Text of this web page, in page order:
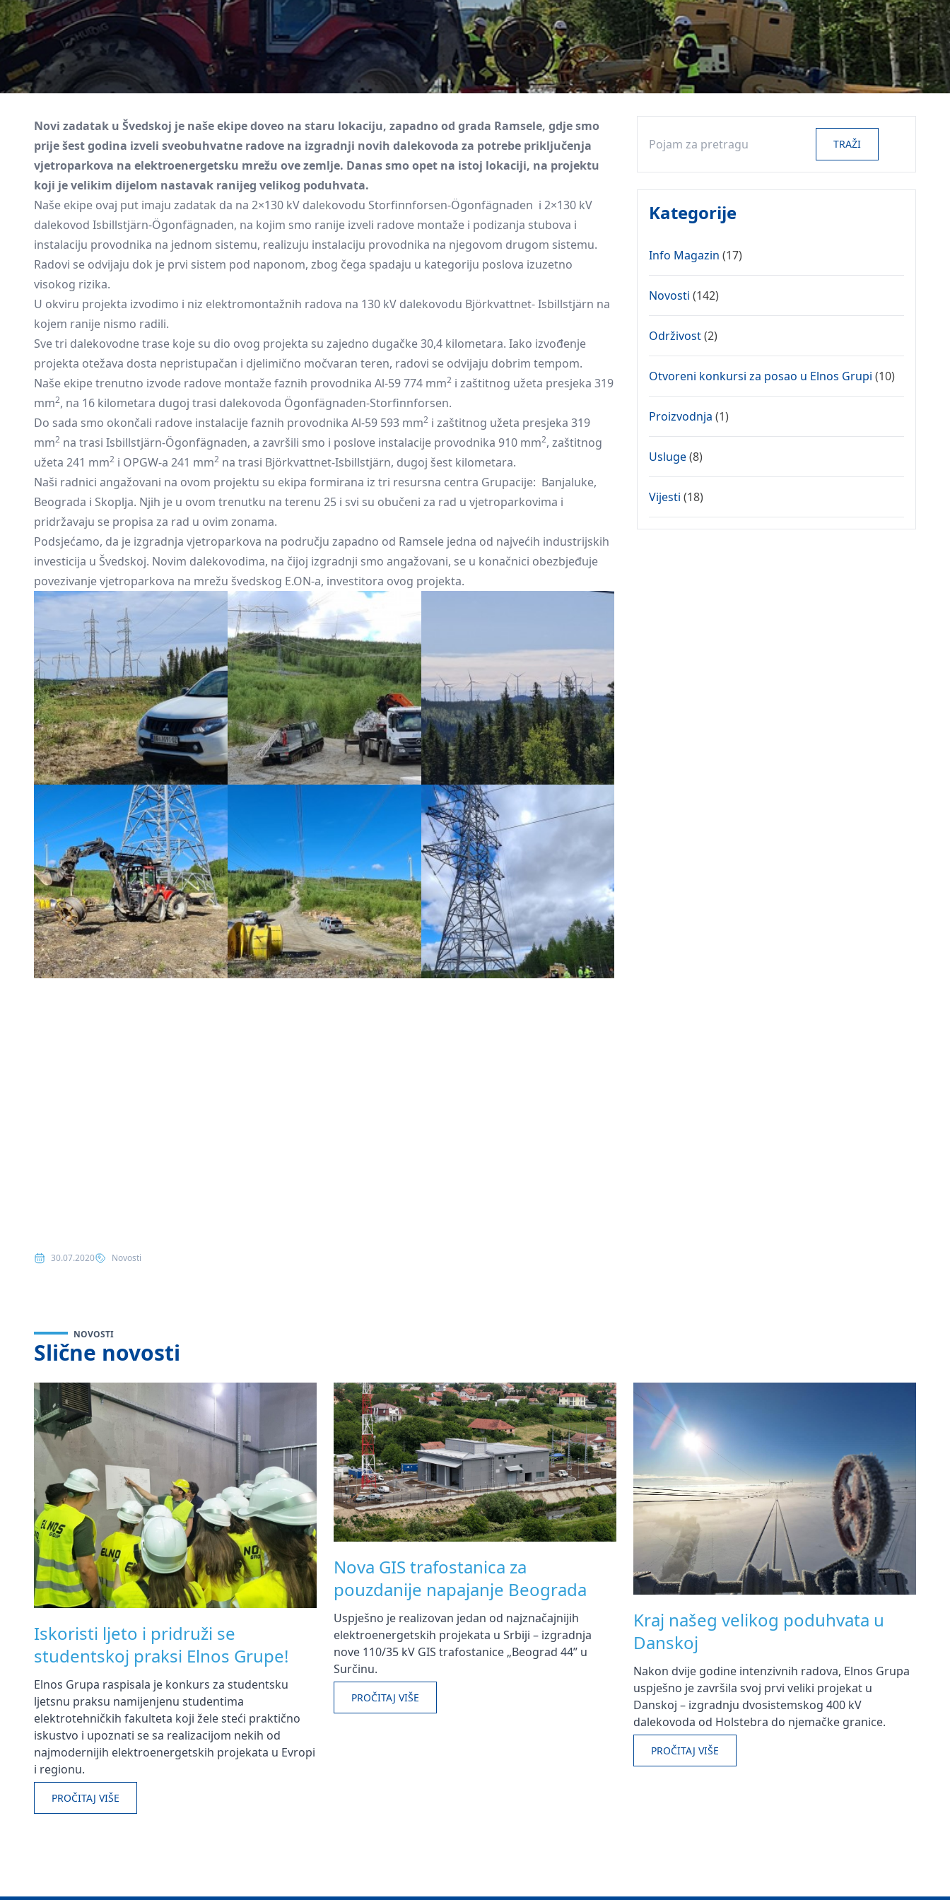
Novi zadatak u Švedskoj je naše ekipe doveo na staru lokaciju, zapadno od grada Ramsele, gdje smo
prije šest godina izveli sveobuhvatne radove na izgradnji novih dalekovoda za potrebe priključenja
vjetroparkova na elektroenergetsku mrežu ove zemlje. Danas smo opet na istoj lokaciji, na projektu
koji je velikim dijelom nastavak ranijeg velikog poduhvata.
Naše ekipe ovaj put imaju zadatak da na 2×130 kV dalekovodu Storfinnforsen-Ögonfägnaden i 2×130 kV
dalekovod Isbillstjärn-Ögonfägnaden, na kojim smo ranije izveli radove montaže i podizanja stubova i
instalaciju provodnika na jednom sistemu, realizuju instalaciju provodnika na njegovom drugom sistemu.
Radovi se odvijaju dok je prvi sistem pod naponom, zbog čega spadaju u kategoriju poslova izuzetno
visokog rizika.
U okviru projekta izvodimo i niz elektromontažnih radova na 130 kV dalekovodu Björkvattnet- Isbillstjärn na
kojem ranije nismo radili.
Sve tri dalekovodne trase koje su dio ovog projekta su zajedno dugačke 30,4 kilometara. Iako izvođenje
projekta otežava dosta nepristupačan i djelimično močvaran teren, radovi se odvijaju dobrim tempom.
Naše ekipe trenutno izvode radove montaže faznih provodnika Al-59 774 mm2 i zaštitnog užeta presjeka 319
mm2, na 16 kilometara dugoj trasi dalekovoda Ögonfägnaden-Storfinnforsen.
Do sada smo okončali radove instalacije faznih provodnika Al-59 593 mm2 i zaštitnog užeta presjeka 319
mm2 na trasi Isbillstjärn-Ögonfägnaden, a završili smo i poslove instalacije provodnika 910 mm2, zaštitnog
užeta 241 mm2 i OPGW-a 241 mm2 na trasi Björkvattnet-Isbillstjärn, dugoj šest kilometara.
Naši radnici angažovani na ovom projektu su ekipa formirana iz tri resursna centra Grupacije: Banjaluke,
Beograda i Skoplja. Njih je u ovom trenutku na terenu 25 i svi su obučeni za rad u vjetroparkovima i
pridržavaju se propisa za rad u ovim zonama.
Podsjećamo, da je izgradnja vjetroparkova na području zapadno od Ramsele jedna od najvećih industrijskih
investicija u Švedskoj. Novim dalekovodima, na čijoj izgradnji smo angažovani, se u konačnici obezbjeđuje
povezivanje vjetroparkova na mrežu švedskog E.ON-a, investitora ovog projekta.
30.07.2020 Posted in
Novosti
TRAŽI
Kategorije
Info Magazin (17)
Novosti (142)
Održivost(2)
Otvoreni konkursi za posao u Elnos Grupi (10)
Proizvodnja (1)
Usluge(8)
Vijesti (18)
NOVOSTI
Slične novosti
Iskoristi ljeto i pridruži se
studentskoj praksi Elnos Grupe!
Elnos Grupa raspisala je konkurs za studentsku
ljetsnu praksu namijenjenu studentima
elektrotehničkih fakulteta koji žele steći praktično
iskustvo i upoznati se sa realizacijom nekih od
najmodernijih elektroenergetskih projekata u Evropi
i regionu.
PROČITAJ VIŠE
Nova GIS trafostanica za
pouzdanije napajanje Beograda
Uspješno je realizovan jedan od najznačajnijih
elektroenergetskih projekata u Srbiji – izgradnja
nove 110/35 kV GIS trafostanice „Beograd 44” u
Surčinu.
PROČITAJ VIŠE
Kraj našeg velikog poduhvata u
Danskoj
Nakon dvije godine intenzivnih radova, Elnos Grupa
uspješno je završila svoj prvi veliki projekat u
Danskoj – izgradnju dvosistemskog 400 kV
dalekovoda od Holstebra do njemačke granice.
PROČITAJ VIŠE